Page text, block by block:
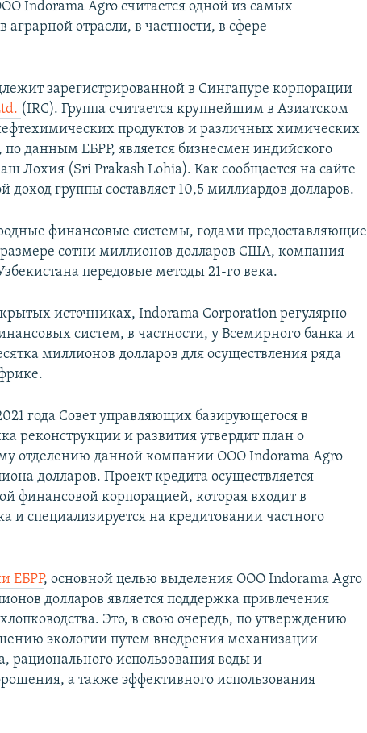
Indorama Agro считается одной из самых
отрасли, в частности, в сфере
зарегистрированной в Сингапуре корпорации
(IRC). Группа считается крупнейшим в Азиатском
продуктов и различных химических
данным ЕБРР, является бизнесмен индийского
Лохия (Sri Prakash Lohia). Как сообщается на сайте
доход группы составляет 10,5 миллиардов долларов.
финансовые системы, годами предоставляющие
сотни миллионов долларов США, компания
передовые методы 21-го века.
источниках, Indorama Corporation регулярно
систем, в частности, у Всемирного банка и
миллионов долларов для осуществления ряда
года Совет управляющих базирующегося в
реконструкции и развития утвердит план о
отделению данной компании ООО Indorama Agro
долларов. Проект кредита осуществляется
финансовой корпорацией, которая входит в
и специализируется на кредитовании частного
ЕБРР, основной целью выделения ООО Indorama Agro
долларов является поддержка привлечения
Это, в свою очередь, по утверждению
экологии путем внедрения механизации
рационального использования воды и
а также эффективного использования